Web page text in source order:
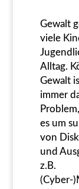
Gewalt
viele
Alltag.
Gewalt
immer
es um
von
und
z.B.
(Cyber-